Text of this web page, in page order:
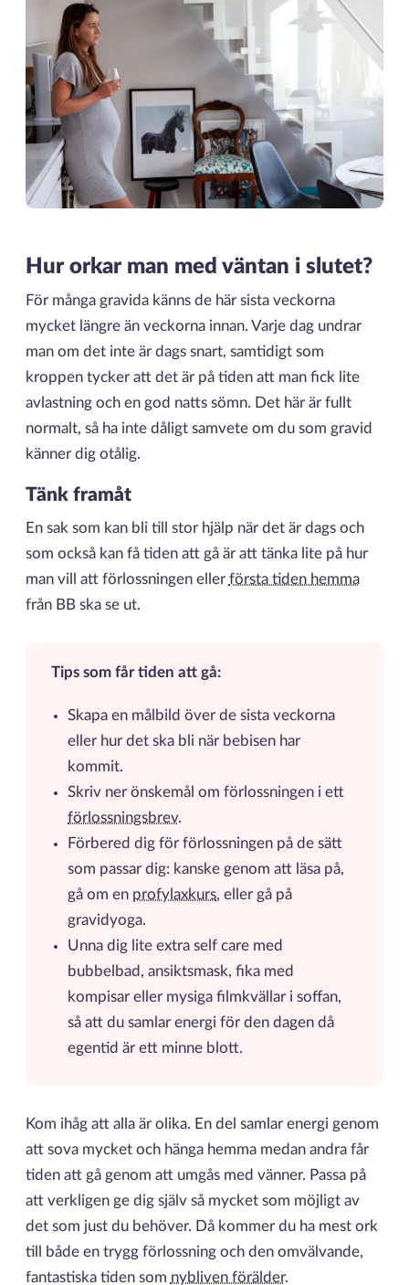
Hur orkar man med väntan i slutet?
För många gravida känns de här sista veckorna
mycket längre än veckorna innan. Varje dag undrar
man om det inte är dags snart, samtidigt som
kroppen tycker att det är på tiden att man fick lite
avlastning och en god natts sömn. Det här är fullt
normalt, så ha inte dåligt samvete om du som gravid
känner dig otålig.
Tänk framåt
En sak som kan bli till stor hjälp när det är dags och
som också kan få tiden att gå är att tänka lite på hur
man vill att förlossningen eller första tiden hemma
från BB ska se ut.
Tips som får tiden att gå:
Skapa en målbild över de sista veckorna
eller hur det ska bli när bebisen har
kommit.
Skriv ner önskemål om förlossningen i ett
förlossningsbrev.
Förbered dig för förlossningen på de sätt
som passar dig: kanske genom att läsa på,
gå om en profylaxkurs, eller gå på
gravidyoga.
Unna dig lite extra self care med
bubbelbad, ansiktsmask, fika med
kompisar eller mysiga filmkvällar i soffan,
så att du samlar energi för den dagen då
egentid är ett minne blott.
Kom ihåg att alla är olika. En del samlar energi genom
att sova mycket och hänga hemma medan andra får
tiden att gå genom att umgås med vänner. Passa på
att verkligen ge dig själv så mycket som möjligt av
det som just du behöver. Då kommer du ha mest ork
till både en trygg förlossning och den omvälvande,
fantastiska tiden som nybliven förälder.